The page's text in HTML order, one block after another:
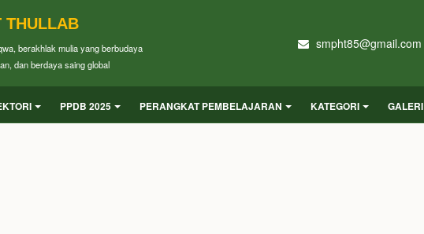
THULLAB
berakhlak mulia yang berbudaya
dan berdaya saing global
smpht85@gmail.com
PPDB 2025 PERANGKAT PEMBELAJARAN KATEGORI GALERI